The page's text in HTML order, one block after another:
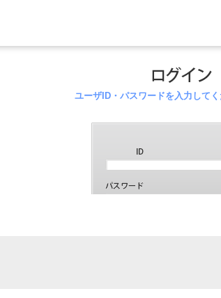
ユーザID・パスワードを入力してく